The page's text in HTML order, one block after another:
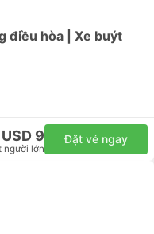
điều hòa | Xe buýt
USD 9
người lớn
Đặt vé ngay